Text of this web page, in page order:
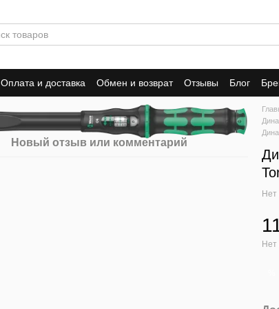
Оплата и доставка Обмен и возврат Отзывы Блог
Новый отзыв или комментарий
Нет
Нет